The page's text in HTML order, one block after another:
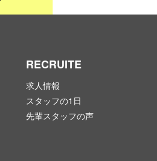
RECRUITE
求人情報
スタッフの1日
先輩スタッフの声